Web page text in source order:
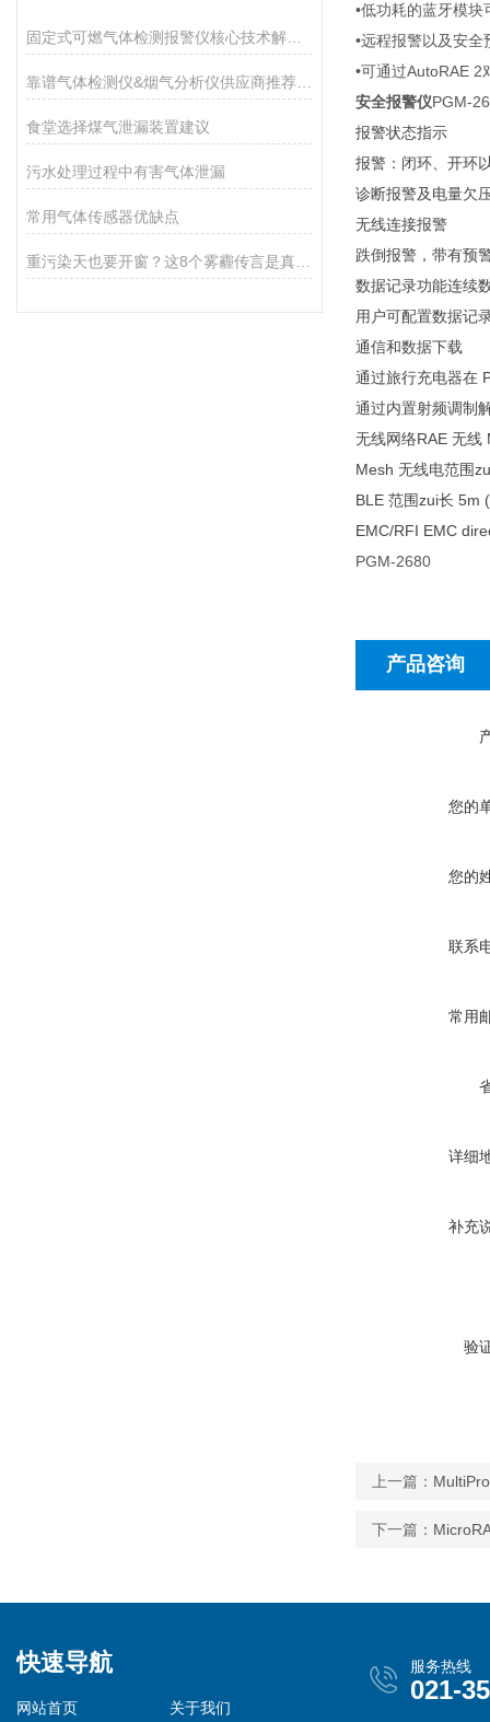
食堂选择煤气泄漏装置建议
污水处理过程中有害气体泄漏
常用气体传感器优缺点
•低功耗的蓝牙模
•远程报警以及安全
•可通过AutoRAE
安全报警仪PGM-
报警状态指示
报警：闭环、开环
诊断报警及电量欠
无线连接报警
跌倒报警，带有预
数据记录功能连续
用户可配置数据记
通信和数据下载
通过旅行充电器在
通过内置射频调制
无线网络RAE 无线
Mesh 无线电范围
BLE 范围zui长 5m
EMC/RFI EMC
PGM-2680
产品咨询
您的
您的
联系
常用
详细
补充
验
上一篇：
下一篇：
快速导航
网站首页 关于我们
服务热线
021-